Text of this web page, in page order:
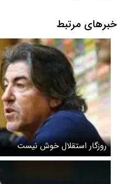
خبرهای مرتبط
روزگار استقلال خوش نیست